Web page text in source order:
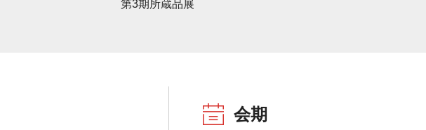
第3期所蔵品展
会期